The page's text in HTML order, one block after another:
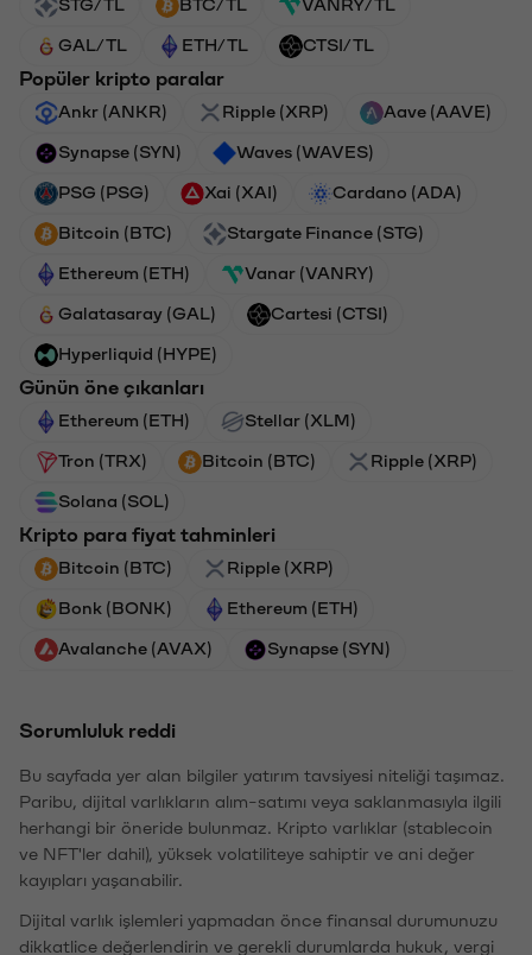
GAL/TL ETH/TL CTSI/TL
Popüler kripto paralar
Ankr (ANKR) Ripple (XRP) Aave (AAVE)
Synapse (SYN) Waves (WAVES)
PSG (PSG) Xai (XAI) Cardano (ADA)
Bitcoin (BTC) Stargate Finance (STG)
Ethereum (ETH) Vanar (VANRY)
Galatasaray (GAL) Cartesi (CTSI)
Hyperliquid (HYPE)
Günün öne çıkanları
Ethereum (ETH) Stellar (XLM)
Tron (TRX) Bitcoin (BTC) Ripple (XRP)
Solana (SOL)
Kripto para fiyat tahminleri
Bitcoin (BTC) Ripple (XRP)
Bonk (BONK) Ethereum (ETH)
Avalanche (AVAX) Synapse (SYN)
Sorumluluk reddi
Bu sayfada yer alan bilgiler yatırım tavsiyesi niteliği taşımaz.
Paribu, dijital varlıkların alım-satımı veya saklanmasıyla ilgili
herhangi bir öneride bulunmaz. Kripto varlıklar (stablecoin
ve NFT'ler dahil), yüksek volatiliteye sahiptir ve ani değer
kayıpları yaşanabilir.
Dijital varlık işlemleri yapmadan önce finansal durumunuzu
dikkatlice değerlendirin ve gerekli durumlarda hukuk, vergi